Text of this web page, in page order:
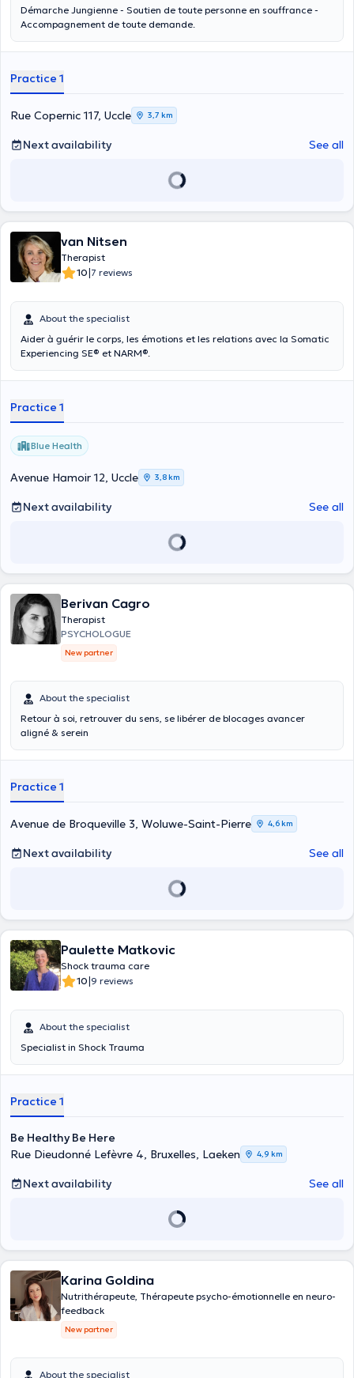
Démarche Jungienne - Soutien de toute personne en souffrance -
Accompagnement de toute demande.
Practice 1
Rue Copernic 117, Uccle 3,7 km
Next availability See all
van Nitsen
Therapist
10|7 reviews
About the specialist
Aider à guérir le corps, les émotions et les relations avec la Somatic
Experiencing SE® et NARM®.
Practice 1
Blue Health
Avenue Hamoir 12, Uccle 3,8 km
Next availability See all
Berivan Cagro
Therapist
PSYCHOLOGUE
New partner
About the specialist
Retour à soi, retrouver du sens, se libérer de blocages avancer
aligné & serein
Practice 1
Avenue de Broqueville 3, Woluwe-Saint-Pierre 4,6 km
Next availability See all
Paulette Matkovic
Shock trauma care
10|9 reviews
About the specialist
Specialist in Shock Trauma
Practice 1
Be Healthy Be Here
Rue Dieudonné Lefèvre 4, Bruxelles, Laeken
4,9 km
Next availability See all
Karina Goldina
Nutrithérapeute, Thérapeute psycho-émotionnelle en neuro-
feedback
New partner
About the specialist